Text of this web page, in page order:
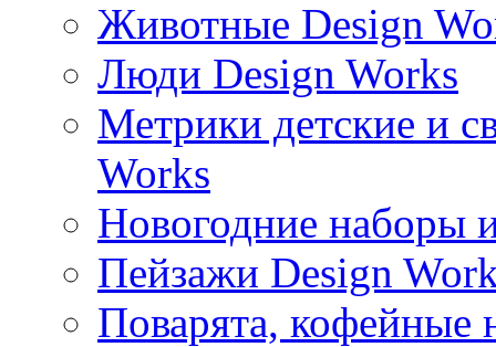
Животные Design
Люди Design Works
Метрики детские и
Works
Новогодние наборы
Пейзажи Design
Поварята, кофейные